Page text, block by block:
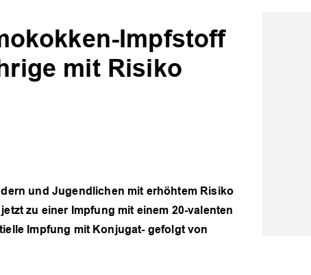
Impfstoff
mit Risiko
und Jugendlichen mit erhöhtem Risiko
zu einer Impfung mit einem 20-valenten
Impfung mit Konjugat- gefolgt von